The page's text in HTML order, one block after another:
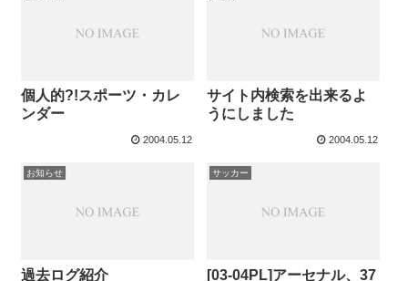
個人的?!スポーツ・カレ
ンダー
2004.05.12
サイト内検索を出来るよ
うにしました
2004.05.12
お知らせ
過去ログ紹介
サッカー
[03-04PL]アーセナル、37